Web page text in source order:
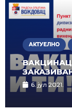
АКТУЕЛНО
6. јул 2021.